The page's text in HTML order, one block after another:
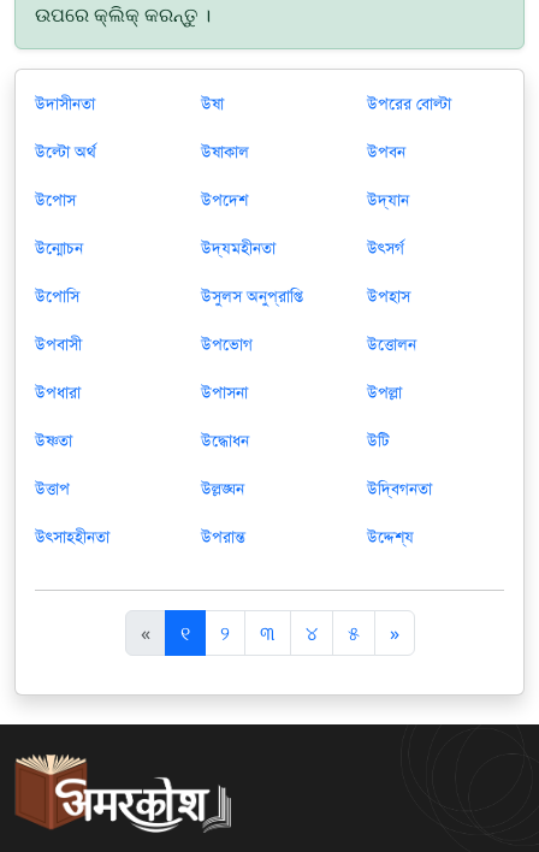
ଉପରେ କ୍ଲିକ୍ କରନ୍ତୁ ।
উদাসীনতা
উল্টো অর্থ
উপোস
উন্মোচন
উপোসি
উপবাসী
উপধারা
উষ্ণতা
উত্তাপ
উত্সাহহীনতা
উষা
উষাকাল
উপদেশ
উদ্যমহীনতা
উসুলস অনুপ্রাপ্তি
উপভোগ
উপাসনা
উদ্ধোধন
উল্লঙ্ঘন
উপরান্ত
উপরের বোল্টা
উপবন
উদ্যান
উত্সর্গ
উপহাস
উত্তোলন
উপল্লা
উটি
উদ্বিগনতা
উদ্দেশ্য
«पि
छ
ला
୧ ୨ ୩ ୪ ୫ »अ
ग
ला